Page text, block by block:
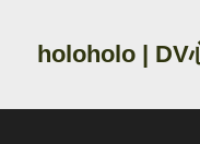
holoholo | DV